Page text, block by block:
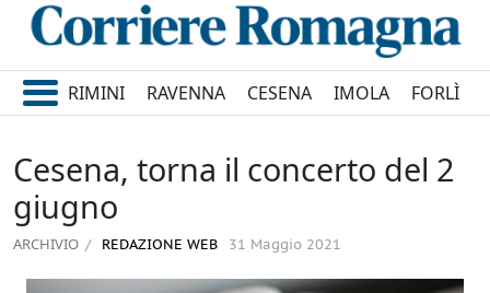
RIMINI RAVENNA CESENA IMOLA FORLÌ
Cesena, torna il concerto del 2
giugno
ARCHIVIO REDAZIONE WEB 31 Maggio 2021